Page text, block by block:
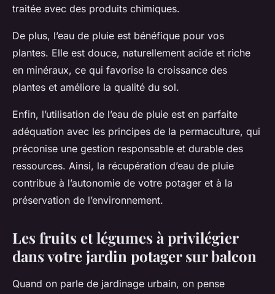
traitée avec des produits chimiques.
De plus, l’eau de pluie est bénéfique pour vos
plantes. Elle est douce, naturellement acide et riche
en minéraux, ce qui favorise la croissance des
plantes et améliore la qualité du sol.
Enfin, l’utilisation de l’eau de pluie est en parfaite
adéquation avec les principes de la permaculture, qui
préconise une gestion responsable et durable des
ressources. Ainsi, la récupération d’eau de pluie
contribue à l’autonomie de votre potager et à la
préservation de l’environnement.
Les fruits et légumes à privilégier
dans votre jardin potager sur balcon
Quand on parle de jardinage urbain, on pense